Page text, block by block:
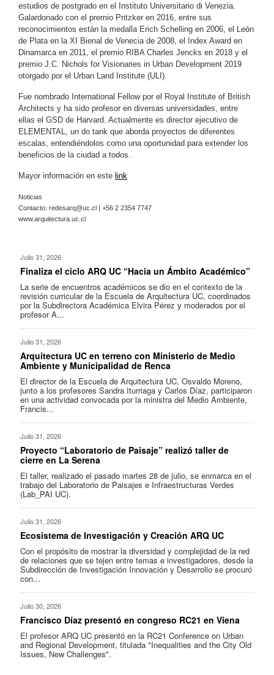
estudios de postgrado en el Instituto Universitario di Venezia.
Galardonado con el premio Pritzker en 2016, entre sus
reconocimientos están la medalla Erich Schelling en 2006, el León
de Plata en la XI Bienal de Venecia de 2008, el Index Award en
Dinamarca en 2011, el premio RIBA Charles Jencks en 2018 y el
premio J.C. Nichols for Visionaries in Urban Development 2019
otorgado por el Urban Land Institute (ULI).
Fue nombrado International Fellow por el Royal Institute of British
Architects y ha sido profesor en diversas universidades, entre
ellas el GSD de Harvard. Actualmente es director ejecutivo de
ELEMENTAL, un do tank que aborda proyectos de diferentes
escalas, entendiéndolos como una oportunidad para extender los
beneficios de la ciudad a todos.
Mayor información en este link
Noticias
Contacto: redesarq@uc.cl
| +56 2 2354 7747
www.arquitectura.uc.cl
Julio 31, 2026
Finaliza el ciclo ARQ UC “Hacia un Ámbito Académico”
La serie de encuentros académicos se dio en el contexto de la
revisión curricular de la Escuela de Arquitectura UC, coordinados
por la Subdirectora Académica Elvira Pérez y moderados por el
profesor A...
Julio 31, 2026
Arquitectura UC en terreno con Ministerio de Medio
Ambiente y Municipalidad de Renca
El director de la Escuela de Arquitectura UC, Osvaldo Moreno,
junto a los profesores Sandra Iturriaga y Carlos Díaz, participaron
en una actividad convocada por la ministra del Medio Ambiente,
Francis...
Julio 31, 2026
Proyecto “Laboratorio de Paisaje” realizó taller de
cierre en La Serena
El taller, realizado el pasado martes 28 de julio, se enmarca en el
trabajo del Laboratorio de Paisajes e Infraestructuras Verdes
(Lab_PAI UC).
Julio 31, 2026
Ecosistema de Investigación y Creación ARQ UC
Con el propósito de mostrar la diversidad y complejidad de la red
de relaciones que se tejen entre temas e investigadores, desde la
Subdirección de Investigación Innovación y Desarrollo se procuró
con...
Julio 30, 2026
Francisco Díaz presentó en congreso RC21 en Viena
El profesor ARQ UC presentó en la RC21 Conference on Urban
and Regional Development, titulada "Inequalities and the City Old
Issues, New Challenges".